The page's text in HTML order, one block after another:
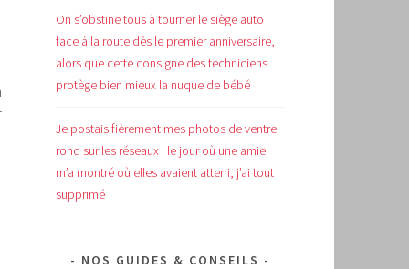
On s’obstine tous à tourner le siège auto
face à la route dès le premier anniversaire,
alors que cette consigne des techniciens
protège bien mieux la nuque de bébé
Je postais fièrement mes photos de ventre
rond sur les réseaux : le jour où une amie
m’a montré où elles avaient atterri, j’ai tout
supprimé
NOS GUIDES & CONSEILS